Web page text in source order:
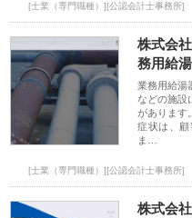
[士業（専門職種）][公認会計士事務所]
株式会
務用給
業務用給湯
などの施設
があります
症状は、顧
ま…
[士業（専門職種）][公認会計士事務所]
株式会